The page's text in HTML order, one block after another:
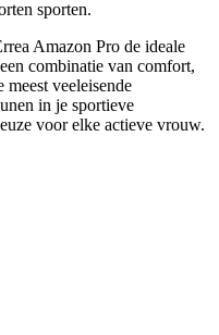
sporten.
Amazon Pro de ideale
combinatie van comfort,
meest veeleisende
in je sportieve
voor elke actieve vrouw.